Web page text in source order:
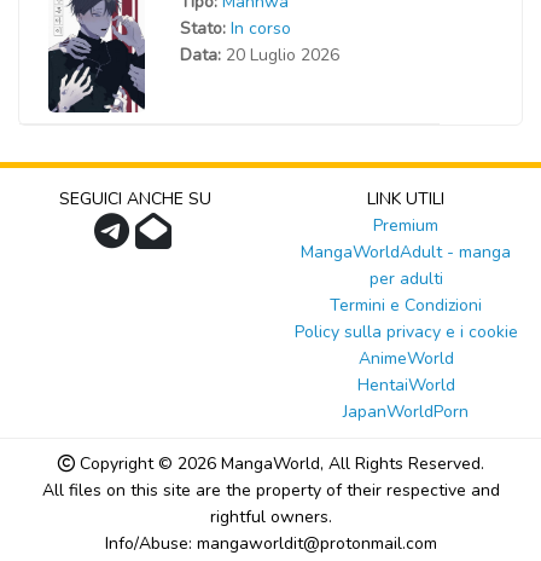
Stato: In corso
Data: 20 Luglio 2026
SEGUICI ANCHE SU
LINK UTILI
Premium
MangaWorldAdult - manga
per adulti
Termini e Condizioni
Policy sulla privacy e i cookie
AnimeWorld
HentaiWorld
JapanWorldPorn
Copyright © 2026 MangaWorld, All Rights Reserved.
All files on this site are the property of their respective and
rightful owners.
Info/Abuse: mangaworldit@protonmail.com